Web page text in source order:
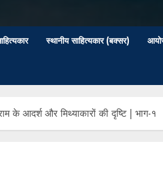
स्थानीय साहित्यकार (बक्सर)
के आदर्श और मिथ्याकारों की दृष्टि | भाग-१